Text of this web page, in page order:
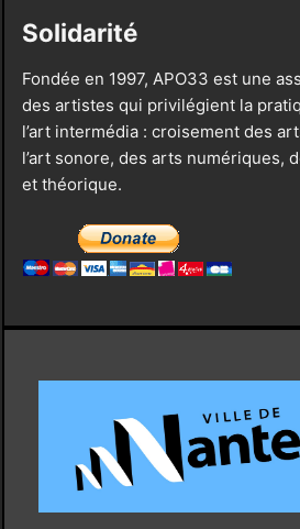
Solidarité
Fondée en 1997, APO33 est une
des artistes qui privilégient la
l’art intermédia : croisement des
l’art sonore, des arts numériques,
et théorique.